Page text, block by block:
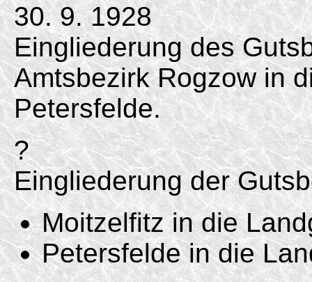
30. 9. 1928
Eingliederung des
Amtsbezirk Rogzow in
Petersfelde.
?
Eingliederung der
Moitzelfitz in die
Petersfelde in die